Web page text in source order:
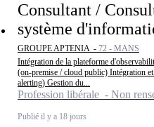
Consultant /
système
GROUPE APTENIA - 72 - MANS
Intégration de la plateforme
(on-premise / cloud public) Intégration
alerting) Gestion du...
Profession libérale - Non
Publié il y a 18 jours